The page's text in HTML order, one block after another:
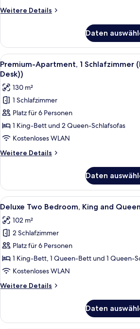
Weitere Details
Weitere
Bedroom,
Bath
Daten
Alle
Fotos
für
Premium-
Apartment,
1
Schlafzimmer
(King
(24/7
Front
anzeigen
Ein
8
Premium-Apartment, 1 Schlafzimmer
Desk))
130 m²
1 Schlafzimmer
Platz für 6 Personen
1 King-Bett und 2 Queen-Schlafsofas
Kostenloses WLAN
Weitere Details
Weitere
Apartment,
Schlafzimmer
(24/7
Front
Daten
Alle
Fotos
für
Deluxe
Two
Bedroom,
King
Queen
Desk)
Ein
9
Deluxe Two Bedroom, King and
102 m²
2 Schlafzimmer
Platz für 6 Personen
1 King-Bett, 1 Queen-Bett und 1 Queen-
Kostenloses WLAN
Weitere Details
Weitere
Two
Daten